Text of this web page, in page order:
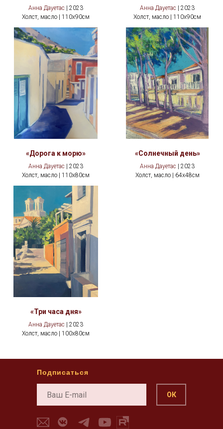
Анна Дауетас | 2023
Холст, масло | 110х90см
Анна Дауетас | 2023
Холст, масло | 110х90см
«Дорога к морю»
Анна Дауетас | 2023
Холст, масло | 110х80см
«Солнечный день»
Анна Дауетас | 2023
Холст, масло | 64х48см
«Три часа дня»
Анна Дауетас | 2023
Холст, масло | 100х80см
ОК
Подписаться